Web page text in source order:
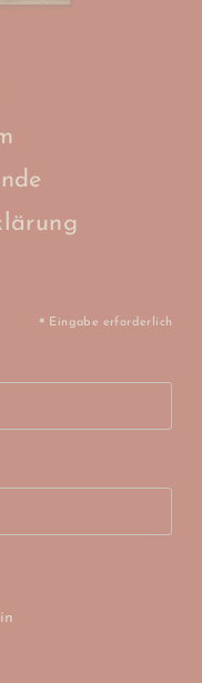
* Eingabe erforderlich